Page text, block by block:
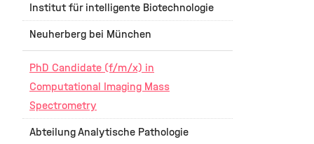
Institut für intelligente Biotechnologie
Neuherberg bei München
PhD Candidate (f/m/x) in
Computational Imaging Mass
Spectrometry
Abteilung Analytische Pathologie